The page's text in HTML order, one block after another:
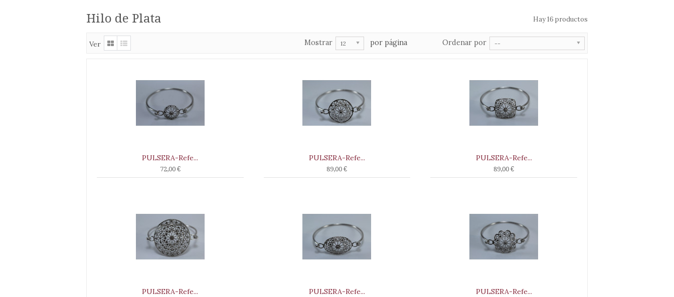
Hilo de Plata Hay 16 productos
Ver Ordenar por --
Mostrar 12 por página
PULSERA-Refe...
72,00 €
PULSERA-Refe...
89,00 €
PULSERA-Refe...
89,00 €
PULSERA-Refe... PULSERA-Refe... PULSERA-Refe...